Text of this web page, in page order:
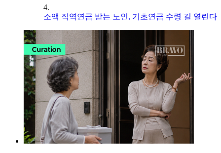
4.
소액 직역연금 받는 노인, 기초연금 수령 길 열린다